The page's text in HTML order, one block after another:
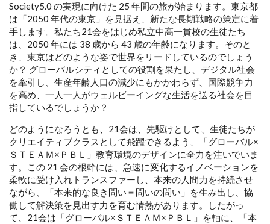
Society5.0 の実現に向けた 25 年間の旅が始まります。東京都
は「2050 年代の東京」を見据え、新たな長期戦略の策定に着
手します。私たち21会をはじめ私立中高一貫校の生徒たち
は、2050 年には 38 歳から 43 歳の年齢になります。そのと
き、東京はどのような姿で世界をリードしているのでしょう
か？ グローバルシティとしての役割を果たし、デジタル社会
を牽引し、生産年齢人口の減少にもかかわらず、国際競争力
を高め、一人一人がウェルビーイングな生活を送る社会を目
指しているでしょうか？
どのようになろうとも、21会は、先駆けとして、生徒たちが
クリエイティブクラスとして飛躍できるよう、「グローバル×
ＳＴＥＡＭ×ＰＢＬ」教育環境のデザインに全力を注いでいま
す。この 21 会の根幹には、急速に変化するイノベーションを
柔軟に受け入れトランスファーし、本来の人間力を持続させ
ながら、「本来的な良き問い＝問いの問い」を生み出し、協
働して解決策を見出す力を育む情熱があります。したがっ
て、21会は「グローバル×ＳＴＥＡＭ×ＰＢＬ」を軸に、「本